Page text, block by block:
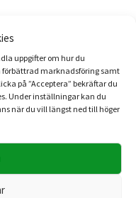
uppgifter om hur du
förbättrad marknadsföring samt
på ”Acceptera” bekräftar du
Under inställningar kan du
när du vill längst ned till höger
SERVICE
MED